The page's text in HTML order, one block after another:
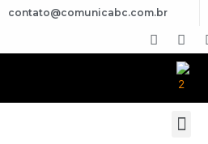
contato@comunicabc.com.br